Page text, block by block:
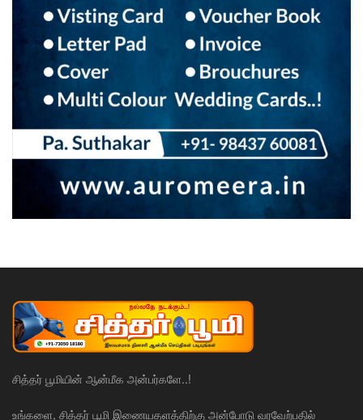
சித்தர் பூமியின் ஆன்மீக அன்பர்களே..!
உங்களை, சித்தர் பூமி இணையதளத்திற்கு அன்போடு வரவேற்பதில்